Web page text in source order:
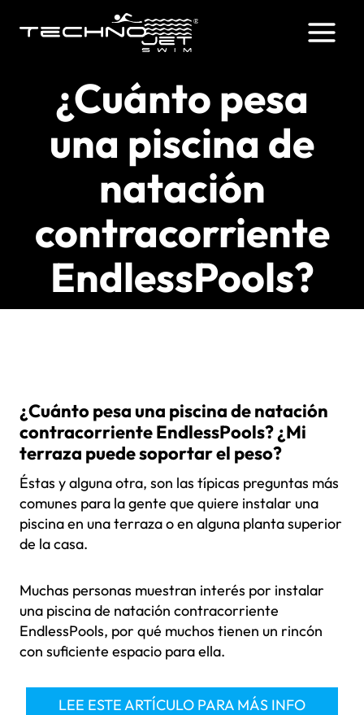
¿Cuánto pesa
una piscina de
natación
contracorriente
EndlessPools?
¿Cuánto pesa una piscina de natación
contracorriente EndlessPools? ¿Mi
terraza puede soportar el peso?
Éstas y alguna otra, son las típicas preguntas más
comunes para la gente que quiere instalar una
piscina en una terraza o en alguna planta superior
de la casa.
Muchas personas muestran interés por instalar
una piscina de natación contracorriente
EndlessPools, por qué muchos tienen un rincón
con suficiente espacio para ella.
LEE ESTE ARTÍCULO PARA MÁS INFO